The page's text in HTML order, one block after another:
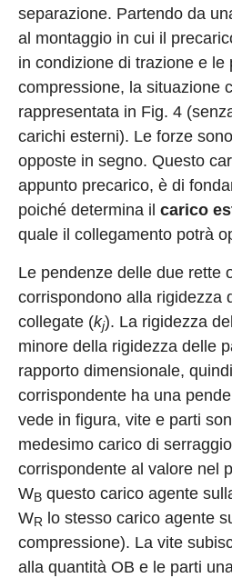
separazione. Partendo da
al montaggio in cui il
in condizione di trazione e le
compressione, la situazione
rappresentata in Fig. 4
carichi esterni). Le forze
opposte in segno. Questo
appunto precarico, è di
poiché determina il carico
quale il collegamento potrà
Le pendenze delle due rette
corrispondono alla rigidezza
collegate (kj). La rigidezza
minore della rigidezza delle
rapporto dimensionale,
corrispondente ha una
vede in figura, vite e parti
medesimo carico di
corrispondente al valore nel
WB questo carico agente
WR lo stesso carico agente
compressione). La vite
alla quantità OB e le parti